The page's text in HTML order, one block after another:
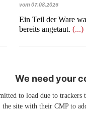
vom 07.08.2026
​​​​​​​Ein Teil der Ware
bereits angetaut.(...)
We need your
to load due to trackers
the site with their CMP to